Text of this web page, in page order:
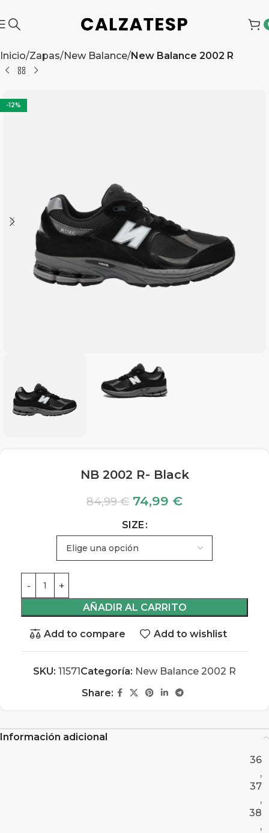
Inicio Zapas New Balance New Balance 2002 R
-12%
NB 2002 R- Black
84,99€ 74,99 €
SIZE
AÑADIR AL CARRITO
Add to compare Add to wishlist
SKU: 11571 Categoría: New Balance 2002 R
Share:
Información adicional
36
,
37
,
38
,